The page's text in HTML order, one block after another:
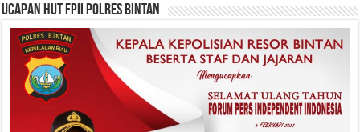
Ucapan HUT FPII Polres Bintan